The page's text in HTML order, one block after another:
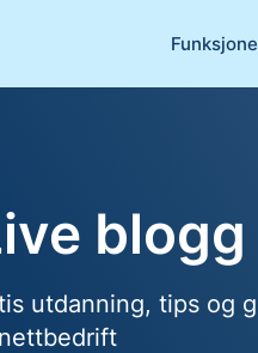
blogg
utdanning, tips og